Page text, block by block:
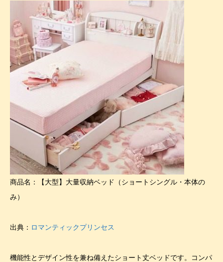
商品名：【大型】大量収納ベッド（ショートシングル・本体の
み）
出典： ロマンティックプリンセス
機能性とデザイン性を兼ね備えたショート丈ベッドです。コンパ